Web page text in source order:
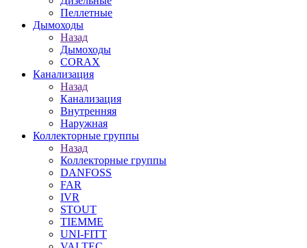
Пеллетные
Дымоходы
Назад
Дымоходы
CORAX
Канализация
Назад
Канализация
Внутренняя
Наружная
Коллекторные группы
Назад
Коллекторные группы
DANFOSS
FAR
IVR
STOUT
TIEMME
UNI-FITT